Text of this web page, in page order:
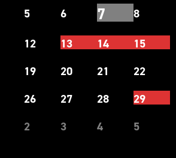
5 6 7
8
12 13 14
15
19 20 21
22
26 27 28
29
2 3 4 5